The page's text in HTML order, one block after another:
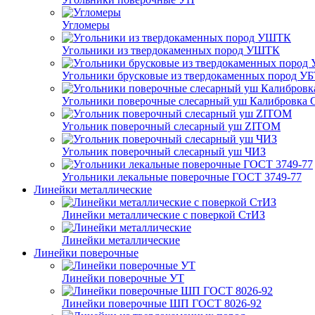
Угломеры
Угольники из твердокаменных пород УШТК
Угольники брусковые из твердокаменных пород
Угольники поверочные слесарный уш Калибровка
Угольник поверочный слесарный уш ZITOM
Угольник поверочный слесарный уш ЧИЗ
Угольники лекальные поверочные ГОСТ 3749-77
Линейки металлические
Линейки металлические с поверкой СтИЗ
Линейки металлические
Линейки поверочные
Линейки поверочные УТ
Линейки поверочные ШП ГОСТ 8026-92